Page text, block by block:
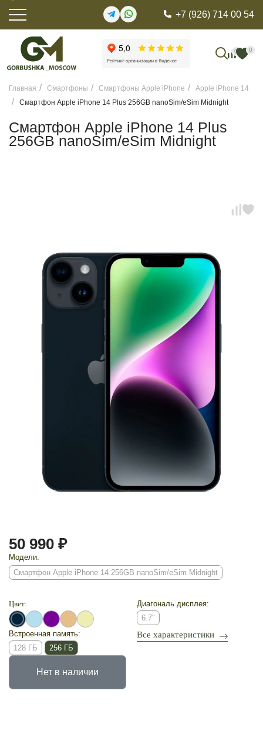
+7 (926) 714 00 54
0 0
Главная Смартфоны Смартфоны Apple iPhone
Apple iPhone 14
Смартфон Apple iPhone 14 Plus 256GB nanoSim/eSim Midnight
Смартфон Apple iPhone 14 Plus
256GB nanoSim/eSim Midnight
50 990 ₽
Модели:
Смартфон Apple iPhone 14 256GB nanoSim/eSim Midnight
Цвет:
Диагональ дисплея:
6.7"
Встроенная память:
128 ГБ
256 ГБ
Все характеристики
Нет в наличии